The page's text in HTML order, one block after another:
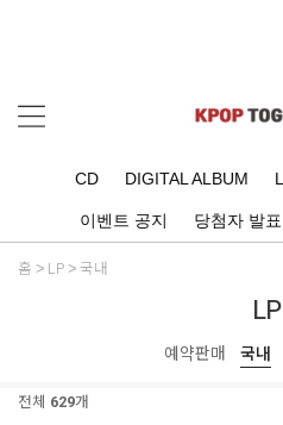
CD DIGITAL ALBUM
이벤트 공지 당첨자 발표
홈 LP 국내
LP
예약판매 국내
전체 629개